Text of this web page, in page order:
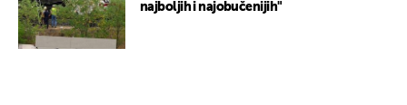
najboljih i najobučenijih"